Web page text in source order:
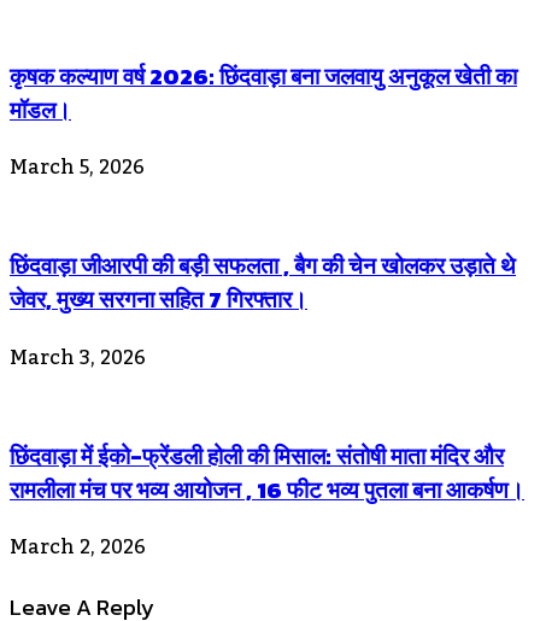
कृषक कल्याण वर्ष 2026: छिंदवाड़ा बना जलवायु अनुकूल खेती का
मॉडल।
March 5, 2026
छिंदवाड़ा जीआरपी की बड़ी सफलता , बैग की चेन खोलकर उड़ाते थे
जेवर, मुख्य सरगना सहित 7 गिरफ्तार।
March 3, 2026
छिंदवाड़ा में ईको-फ्रेंडली होली की मिसाल: संतोषी माता मंदिर और
रामलीला मंच पर भव्य आयोजन , 16 फीट भव्य पुतला बना आकर्षण।
March 2, 2026
Leave A Reply